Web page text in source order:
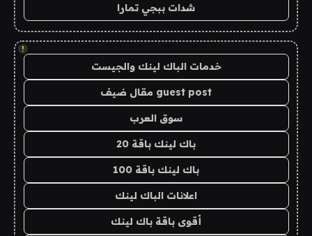
شدات ببجي تمارا
!
خدمات الباك لينك والجيست
guest post مقال ضيف
سوق العرب
باك لينك باقة 20
باك لينك باقة 100
اعلانات الباك لينك
أقوى باقة باك لينك